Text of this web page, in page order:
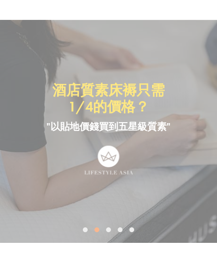
酒店質素床褥只需
1/4的價格？
"以貼地價錢買到五星級質素"